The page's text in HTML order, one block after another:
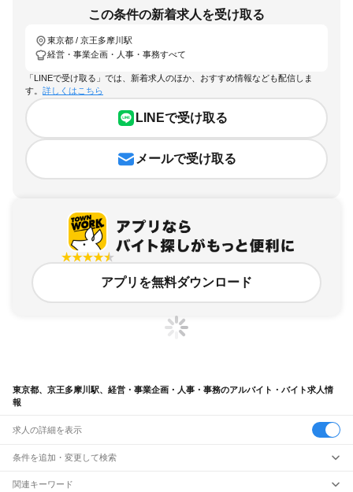
この条件の新着求人を受け取る
東京都 / 京王多摩川駅
経営・事業企画・人事・事務すべて
「LINEで受け取る」では、新着求人のほか、おすすめ情報なども配信しま
す。 詳しくはこちら
LINEで受け取る
メールで受け取る
アプリを無料ダウンロード
東京都、京王多摩川駅、経営・事業企画・人事・事務のアルバイト・バイト求人情
報
求人の詳細を表示
条件を追加・変更して検索
市区町村を追加・変更
関連キーワード